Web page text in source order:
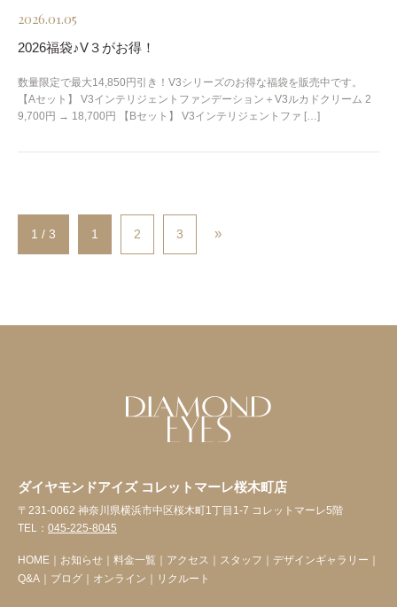
2026.01.05
2026福袋♪V３がお得！
数量限定で最大14,850円引き！V3シリーズのお得な福袋を販売中です。
【Aセット】 V3インテリジェントファンデーション＋V3ルカドクリーム 2
9,700円 → 18,700円 【Bセット】 V3インテリジェントファ […]
1 / 3 1 2 3 »
ダイヤモンドアイズ コレットマーレ桜木町店
〒231-0062 神奈川県横浜市中区桜木町1丁目1-7 コレットマーレ5階
TEL： 045-225-8045
HOME ｜ お知らせ ｜ 料金一覧 ｜ アクセス ｜ スタッフ ｜ デザインギャラリー ｜
Q&A ｜ ブログ ｜ オンライン ｜ リクルート